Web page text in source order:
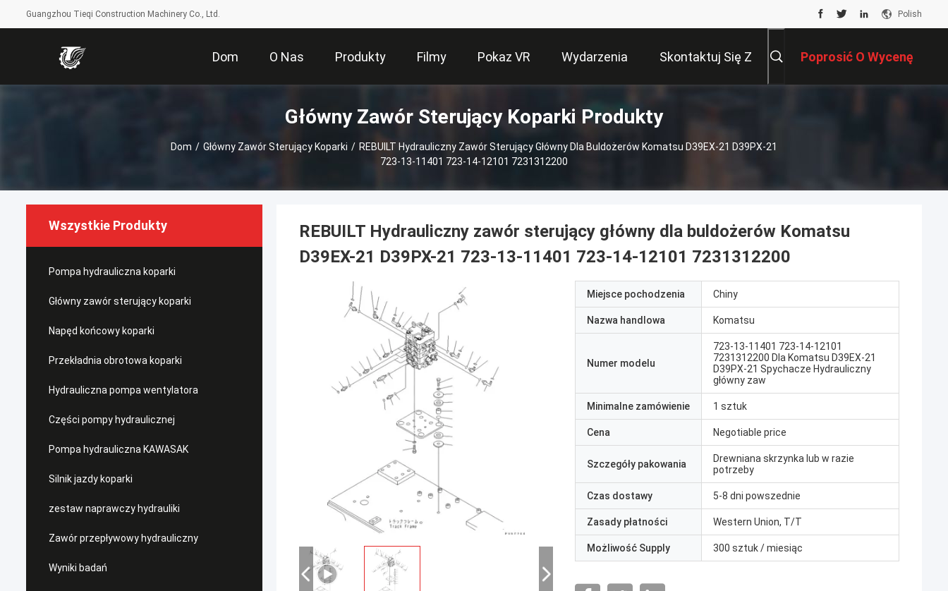
Guangzhou Tieqi Construction Machinery Co., Ltd. Polish
Dom O Nas Produkty Filmy Pokaz VR Wydarzenia Skontaktuj Się Z Poprosić O Wycenę
Główny Zawór Sterujący Koparki Produkty
Dom / Główny Zawór Sterujący Koparki / REBUILT Hydrauliczny Zawór Sterujący Główny Dla Buldożerów Komatsu D39EX-21 D39PX-21
723-13-11401 723-14-12101 7231312200
Wszystkie Produkty
Pompa hydrauliczna koparki
Główny zawór sterujący koparki
Napęd końcowy koparki
Przekładnia obrotowa koparki
Hydrauliczna pompa wentylatora
Części pompy hydraulicznej
Pompa hydrauliczna KAWASAK
Silnik jazdy koparki
zestaw naprawczy hydrauliki
Zawór przepływowy hydrauliczny
Wyniki badań
REBUILT Hydrauliczny zawór sterujący główny dla buldożerów Komatsu
D39EX-21 D39PX-21 723-13-11401 723-14-12101 7231312200
Miejsce pochodzenia Chiny
Nazwa handlowa Komatsu
Numer modelu
723-13-11401 723-14-12101
7231312200 Dla Komatsu D39EX-21
D39PX-21 Spychacze Hydrauliczny
główny zaw
Minimalne zamówienie 1 sztuk
Cena Negotiable price
Szczegóły pakowania
Drewniana skrzynka lub w razie
potrzeby
Czas dostawy 5-8 dni powszednie
Zasady płatności Western Union, T/T
Możliwość Supply 300 sztuk / miesiąc